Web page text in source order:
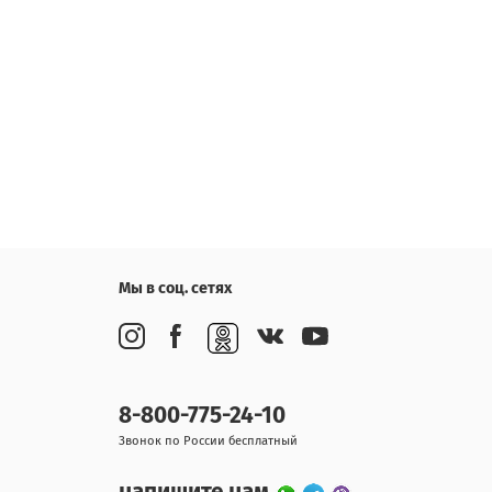
Мы в соц. сетях
8-800-775-24-10
Звонок по России бесплатный